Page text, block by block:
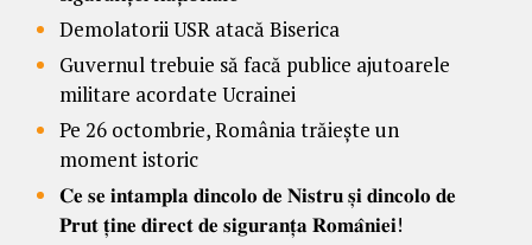
Demolatorii USR atacă Biserica
Guvernul trebuie să facă publice ajutoarele
militare acordate Ucrainei
Pe 26 octombrie, România trăiește un
moment istoric
𝐂𝐞 𝐬𝐞 𝐢𝐧𝐭𝐚𝐦𝐩𝐥𝐚 𝐝𝐢𝐧𝐜𝐨𝐥𝐨 𝐝𝐞 𝐍𝐢𝐬𝐭𝐫𝐮 𝐬̦𝐢 𝐝𝐢𝐧𝐜𝐨𝐥𝐨 𝐝𝐞
𝐏𝐫𝐮𝐭 𝐭̦𝐢𝐧𝐞 𝐝𝐢𝐫𝐞𝐜𝐭 𝐝𝐞 𝐬𝐢𝐠𝐮𝐫𝐚𝐧𝐭̦𝐚 𝐑𝐨𝐦𝐚̂𝐧𝐢𝐞𝐢!